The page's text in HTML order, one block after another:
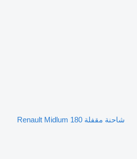
شاحنة مقفلة Renault Midlum 180